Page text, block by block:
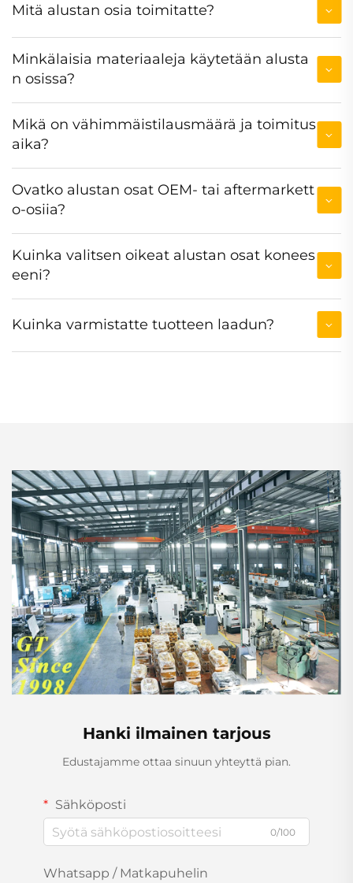
Mitä alustan osia toimitatte?
Minkälaisia materiaaleja käytetään alusta
n osissa?
Mikä on vähimmäistilausmäärä ja toimitus
aika?
Ovatko alustan osat OEM- tai aftermarkett
o-osiia?
Kuinka valitsen oikeat alustan osat konees
eeni?
Kuinka varmistatte tuotteen laadun?
Hanki ilmainen tarjous
Edustajamme ottaa sinuun yhteyttä pian.
Sähköposti
0/100
Whatsapp / Matkapuhelin